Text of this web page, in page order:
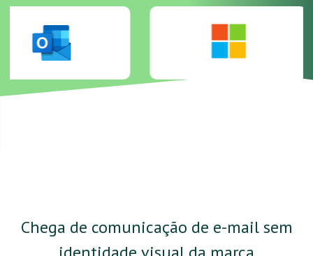
Chega de comunicação de e-mail sem